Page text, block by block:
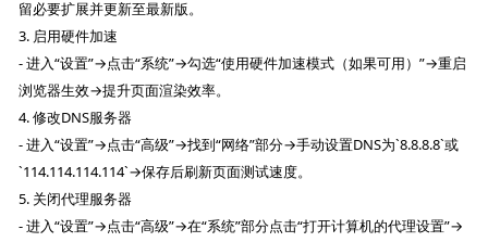
留必要扩展并更新至最新版。
3. 启用硬件加速
- 进入“设置”→点击“系统”→勾选“使用硬件加速模式（如果可用）”→重启
浏览器生效→提升页面渲染效率。
4. 修改DNS服务器
- 进入“设置”→点击“高级”→找到“网络”部分→手动设置DNS为`8.8.8.8`或
`114.114.114.114`→保存后刷新页面测试速度。
5. 关闭代理服务器
- 进入“设置”→点击“高级”→在“系统”部分点击“打开计算机的代理设置”→